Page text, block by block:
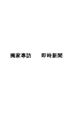
獨家專訪 即時新聞